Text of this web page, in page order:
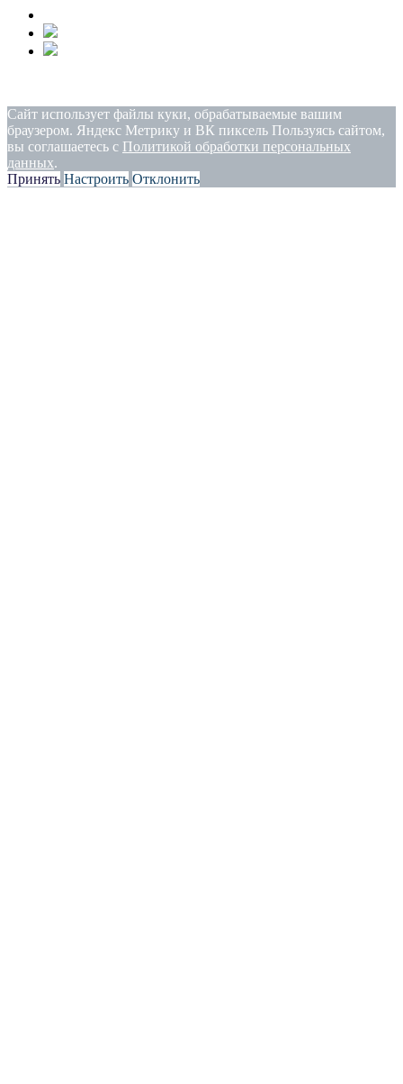
Сайт использует файлы куки, обрабатываемые вашим
браузером. Яндекс Метрику и ВК пиксель Пользуясь сайтом,
вы соглашаетесь с Политикой обработки персональных
данных.
Принять Настроить Отклонить